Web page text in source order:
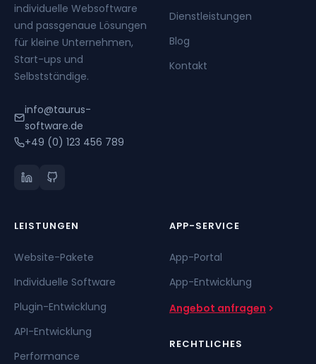
individuelle Websoftware
und passgenaue Lösungen
für kleine Unternehmen,
Start-ups und
Selbstständige.
info@taurus-
software.de
+49 (0) 123 456 789
Dienstleistungen
Blog
Kontakt
LEISTUNGEN
Website-Pakete
Individuelle Software
Plugin-Entwicklung
API-Entwicklung
Performance
APP-SERVICE
App-Portal
App-Entwicklung
Angebot anfragen
RECHTLICHES